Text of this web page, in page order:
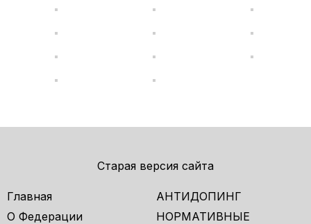
Старая версия сайта
Главная
О Федерации
АНТИДОПИНГ
НОРМАТИВНЫЕ